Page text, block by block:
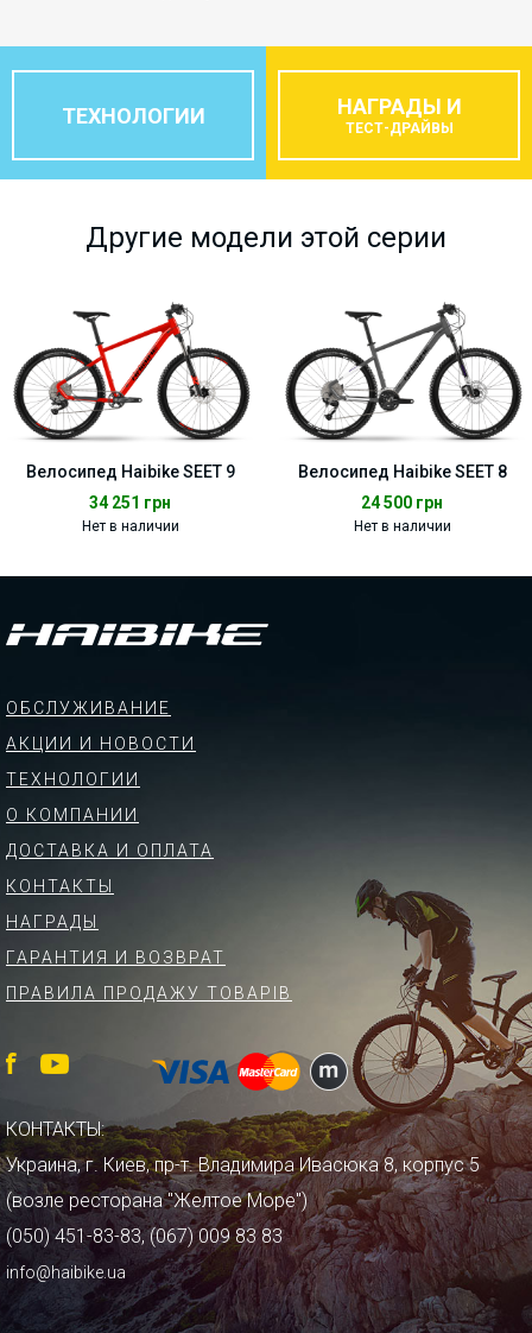
ТЕХНОЛОГИИ НАГРАДЫ И
ТЕСТ-ДРАЙВЫ
Другие модели этой серии
Велосипед Haibike SEET 9
34 251 грн
Нет в наличии
Велосипед Haibike SEET 8
24 500 грн
Нет в наличии
ОБСЛУЖИВАНИЕ
АКЦИИ И НОВОСТИ
ТЕХНОЛОГИИ
О КОМПАНИИ
ДОСТАВКА И ОПЛАТА
КОНТАКТЫ
НАГРАДЫ
ГАРАНТИЯ И ВОЗВРАТ
ПРАВИЛА ПРОДАЖУ ТОВАРІВ
КОНТАКТЫ:
Украина, г. Киев, пр-т. Владимира Ивасюка 8, корпус 5
(возле ресторана "Желтое Море")
(050) 451-83-83, (067) 009 83 83
info@haibike.ua